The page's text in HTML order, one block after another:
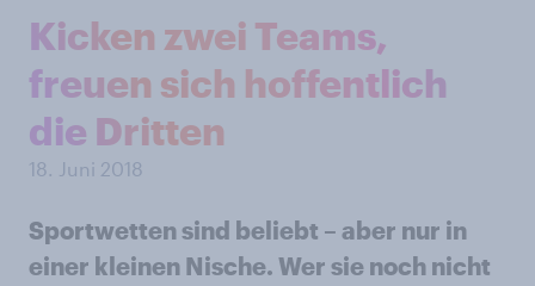
Kicken zwei Teams,
freuen sich hoffentlich
die Dritten
18. Juni 2018
Sportwetten sind beliebt – aber nur in
einer kleinen Nische. Wer sie noch nicht